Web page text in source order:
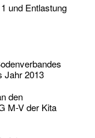
und Entlastung
Jahr 2013
den
M-V der Kita